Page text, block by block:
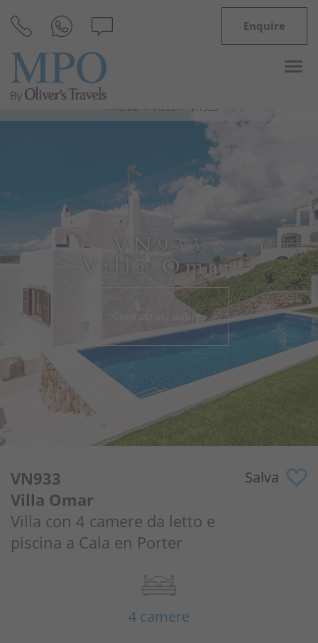
Enquire
Minorca
Offerte
Perché noi?
Proprietari
Portale
VN933
Villa Omar
Contattaci subito
HOME VILLE VN933
Villa con 4 camere da letto e
piscina a Cala en Porter
VN933
Villa Omar
Salva
4 camere